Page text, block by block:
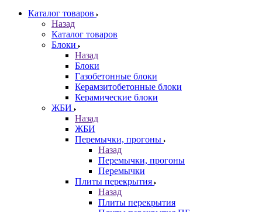
Каталог товаров
Назад
Каталог товаров
Блоки
Назад
Блоки
Газобетонные блоки
Керамзитобетонные блоки
Керамические блоки
ЖБИ
Назад
ЖБИ
Перемычки, прогоны
Назад
Перемычки, прогоны
Перемычки
Плиты перекрытия
Назад
Плиты перекрытия